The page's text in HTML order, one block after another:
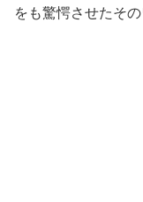
をも驚愕させたそ